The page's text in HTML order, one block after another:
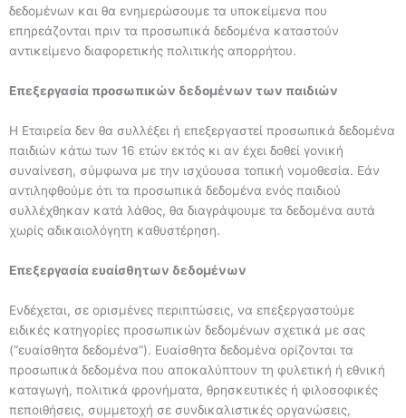
δεδομένων και θα ενημερώσουμε τα υποκείμενα που
επηρεάζονται πριν τα προσωπικά δεδομένα καταστούν
αντικείμενο διαφορετικής πολιτικής απορρήτου.
Επεξεργασία προσωπικών δεδομένων των παιδιών
Η Εταιρεία δεν θα συλλέξει ή επεξεργαστεί προσωπικά δεδομένα
παιδιών κάτω των 16 ετών εκτός κι αν έχει δοθεί γονική
συναίνεση, σύμφωνα με την ισχύουσα τοπική νομοθεσία. Εάν
αντιληφθούμε ότι τα προσωπικά δεδομένα ενός παιδιού
συλλέχθηκαν κατά λάθος, θα διαγράψουμε τα δεδομένα αυτά
χωρίς αδικαιολόγητη καθυστέρηση.
Επεξεργασία ευαίσθητων δεδομένων
Ενδέχεται, σε ορισμένες περιπτώσεις, να επεξεργαστούμε
ειδικές κατηγορίες προσωπικών δεδομένων σχετικά με σας
(“ευαίσθητα δεδομένα”). Ευαίσθητα δεδομένα ορίζονται τα
προσωπικά δεδομένα που αποκαλύπτουν τη φυλετική ή εθνική
καταγωγή, πολιτικά φρονήματα, θρησκευτικές ή φιλοσοφικές
πεποιθήσεις, συμμετοχή σε συνδικαλιστικές οργανώσεις,